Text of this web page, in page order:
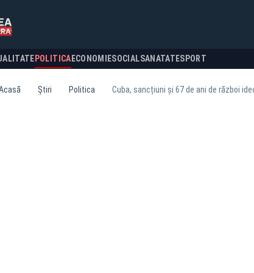
POLITICA ECONOMIESOCIALSANATATESPORT
Știri Politica Cuba, sancțiuni și 67 de ani de război